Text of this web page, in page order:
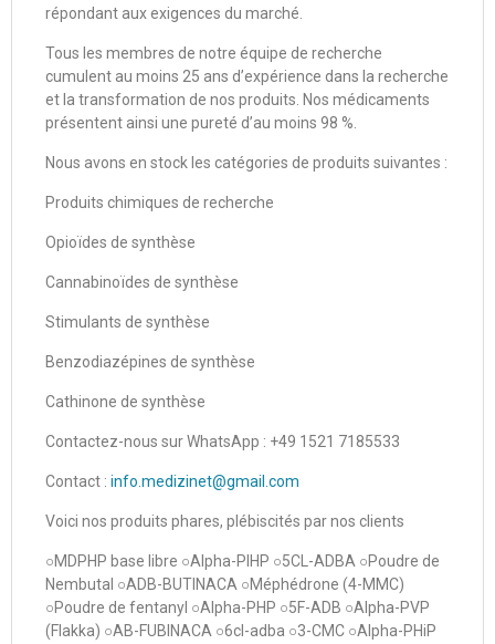
répondant aux exigences du marché.
Tous les membres de notre équipe de recherche
cumulent au moins 25 ans d’expérience dans la recherche
et la transformation de nos produits. Nos médicaments
présentent ainsi une pureté d’au moins 98 %.
Nous avons en stock les catégories de produits suivantes :
Produits chimiques de recherche
Opioïdes de synthèse
Cannabinoïdes de synthèse
Stimulants de synthèse
Benzodiazépines de synthèse
Cathinone de synthèse
Contactez-nous sur WhatsApp : +49 1521 7185533
Contact : info.medizinet@gmail.com
Voici nos produits phares, plébiscités par nos clients
○MDPHP base libre ○Alpha-PIHP ○5CL-ADBA ○Poudre de
Nembutal ○ADB-BUTINACA ○Méphédrone (4-MMC)
○Poudre de fentanyl ○Alpha-PHP ○5F-ADB ○Alpha-PVP
(Flakka) ○AB-FUBINACA ○6cl-adba ○3-CMC ○Alpha-PHiP